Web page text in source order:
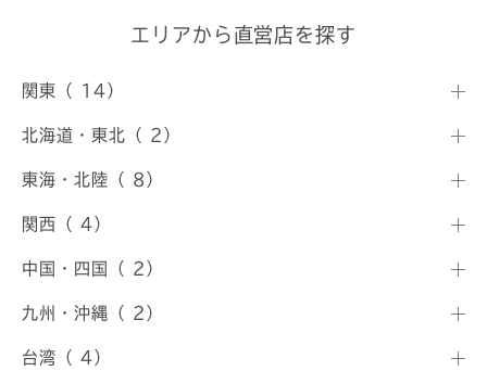
エリアから直営店を探す
関東（ 14）
北海道・東北（ 2）
東海・北陸（ 8）
関西（ 4）
中国・四国（ 2）
九州・沖縄（ 2）
台湾（ 4）